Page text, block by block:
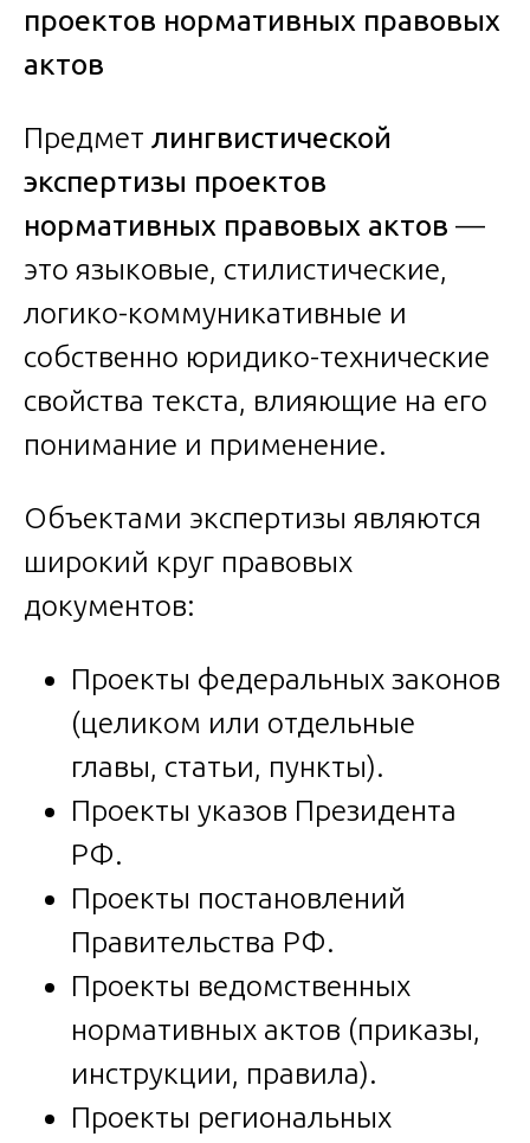
проектов нормативных правовых
актов
Предмет лингвистической
экспертизы проектов
нормативных правовых актов —
это языковые, стилистические,
логико-коммуникативные и
собственно юридико-технические
свойства текста, влияющие на его
понимание и применение.
Объектами экспертизы являются
широкий круг правовых
документов:
Проекты федеральных законов
(целиком или отдельные
главы, статьи, пункты).
Проекты указов Президента
РФ.
Проекты постановлений
Правительства РФ.
Проекты ведомственных
нормативных актов (приказы,
инструкции, правила).
Проекты региональных